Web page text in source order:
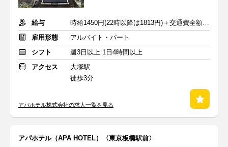
給与
時給1450円(22時以降は1813円)＋交通費全額支給
雇用形態
アルバイト・パート
シフト
週3日以上 1日4時間以上
アクセス
大塚駅
徒歩3分
アパホテル株式会社の求人一覧を見る
アパホテル（APA HOTEL）〈東京板橋駅前〉